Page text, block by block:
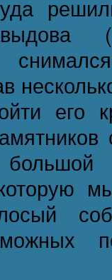
его